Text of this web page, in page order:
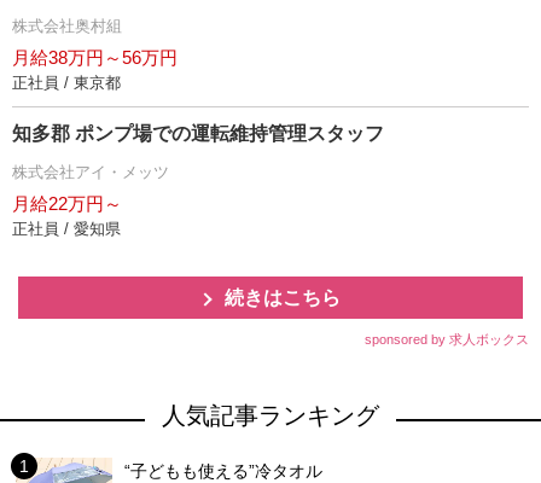
株式会社奥村組
月給38万円～56万円
正社員 / 東京都
知多郡 ポンプ場での運転維持管理スタッフ
株式会社アイ・メッツ
月給22万円～
正社員 / 愛知県
続きはこちら
sponsored by 求人ボックス
人気記事ランキング
“子どもも使える”冷タオル